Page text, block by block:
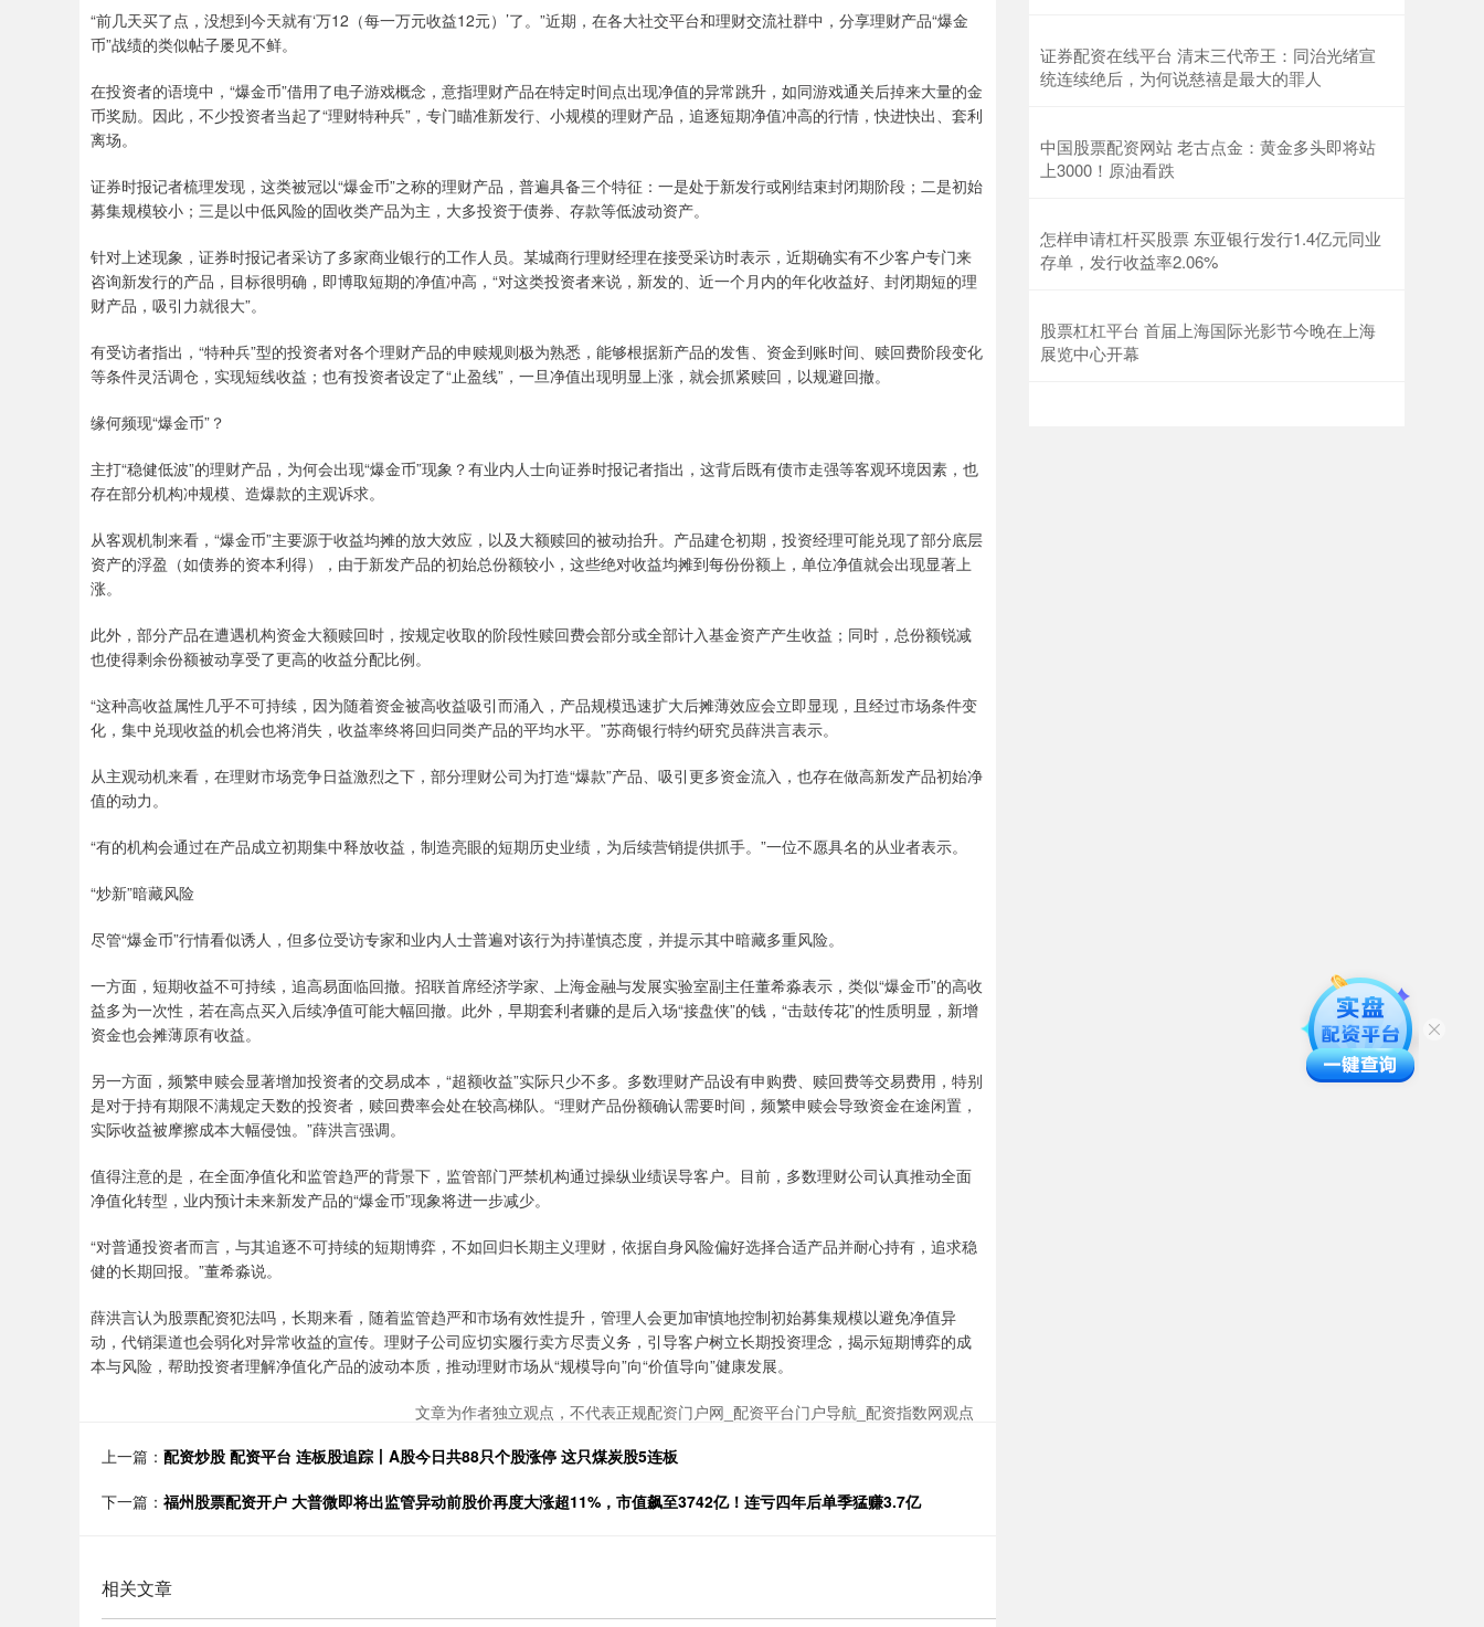
“前几天买了点，没想到今天就有‘万12（每一万元收益12元）’了。”近期，在各大社交平台和理财交流社群中，分享理财产品“爆金
币”战绩的类似帖子屡见不鲜。
在投资者的语境中，“爆金币”借用了电子游戏概念，意指理财产品在特定时间点出现净值的异常跳升，如同游戏通关后掉来大量的金
币奖励。因此，不少投资者当起了“理财特种兵”，专门瞄准新发行、小规模的理财产品，追逐短期净值冲高的行情，快进快出、套利
离场。
证券时报记者梳理发现，这类被冠以“爆金币”之称的理财产品，普遍具备三个特征：一是处于新发行或刚结束封闭期阶段；二是初始
募集规模较小；三是以中低风险的固收类产品为主，大多投资于债券、存款等低波动资产。
针对上述现象，证券时报记者采访了多家商业银行的工作人员。某城商行理财经理在接受采访时表示，近期确实有不少客户专门来
咨询新发行的产品，目标很明确，即博取短期的净值冲高，“对这类投资者来说，新发的、近一个月内的年化收益好、封闭期短的理
财产品，吸引力就很大”。
有受访者指出，“特种兵”型的投资者对各个理财产品的申赎规则极为熟悉，能够根据新产品的发售、资金到账时间、赎回费阶段变化
等条件灵活调仓，实现短线收益；也有投资者设定了“止盈线”，一旦净值出现明显上涨，就会抓紧赎回，以规避回撤。
缘何频现“爆金币”？
主打“稳健低波”的理财产品，为何会出现“爆金币”现象？有业内人士向证券时报记者指出，这背后既有债市走强等客观环境因素，也
存在部分机构冲规模、造爆款的主观诉求。
从客观机制来看，“爆金币”主要源于收益均摊的放大效应，以及大额赎回的被动抬升。产品建仓初期，投资经理可能兑现了部分底层
资产的浮盈（如债券的资本利得），由于新发产品的初始总份额较小，这些绝对收益均摊到每份份额上，单位净值就会出现显著上
涨。
此外，部分产品在遭遇机构资金大额赎回时，按规定收取的阶段性赎回费会部分或全部计入基金资产产生收益；同时，总份额锐减
也使得剩余份额被动享受了更高的收益分配比例。
“这种高收益属性几乎不可持续，因为随着资金被高收益吸引而涌入，产品规模迅速扩大后摊薄效应会立即显现，且经过市场条件变
化，集中兑现收益的机会也将消失，收益率终将回归同类产品的平均水平。”苏商银行特约研究员薛洪言表示。
从主观动机来看，在理财市场竞争日益激烈之下，部分理财公司为打造“爆款”产品、吸引更多资金流入，也存在做高新发产品初始净
值的动力。
“有的机构会通过在产品成立初期集中释放收益，制造亮眼的短期历史业绩，为后续营销提供抓手。”一位不愿具名的从业者表示。
“炒新”暗藏风险
尽管“爆金币”行情看似诱人，但多位受访专家和业内人士普遍对该行为持谨慎态度，并提示其中暗藏多重风险。
一方面，短期收益不可持续，追高易面临回撤。招联首席经济学家、上海金融与发展实验室副主任董希淼表示，类似“爆金币”的高收
益多为一次性，若在高点买入后续净值可能大幅回撤。此外，早期套利者赚的是后入场“接盘侠”的钱，“击鼓传花”的性质明显，新增
资金也会摊薄原有收益。
另一方面，频繁申赎会显著增加投资者的交易成本，“超额收益”实际只少不多。多数理财产品设有申购费、赎回费等交易费用，特别
是对于持有期限不满规定天数的投资者，赎回费率会处在较高梯队。“理财产品份额确认需要时间，频繁申赎会导致资金在途闲置，
实际收益被摩擦成本大幅侵蚀。”薛洪言强调。
值得注意的是，在全面净值化和监管趋严的背景下，监管部门严禁机构通过操纵业绩误导客户。目前，多数理财公司认真推动全面
净值化转型，业内预计未来新发产品的“爆金币”现象将进一步减少。
“对普通投资者而言，与其追逐不可持续的短期博弈，不如回归长期主义理财，依据自身风险偏好选择合适产品并耐心持有，追求稳
健的长期回报。”董希淼说。
薛洪言认为股票配资犯法吗，长期来看，随着监管趋严和市场有效性提升，管理人会更加审慎地控制初始募集规模以避免净值异
动，代销渠道也会弱化对异常收益的宣传。理财子公司应切实履行卖方尽责义务，引导客户树立长期投资理念，揭示短期博弈的成
本与风险，帮助投资者理解净值化产品的波动本质，推动理财市场从“规模导向”向“价值导向”健康发展。
文章为作者独立观点，不代表正规配资门户网_配资平台门户导航_配资指数网观点
上一篇： 配资炒股 配资平台 连板股追踪丨A股今日共88只个股涨停 这只煤炭股5连板
下一篇： 福州股票配资开户 大普微即将出监管异动前股价再度大涨超11%，市值飙至3742亿！连亏四年后单季猛赚3.7亿
相关文章
证券配资在线平台 清末三代帝王：同治光绪宣
统连续绝后，为何说慈禧是最大的罪人
中国股票配资网站 老古点金：黄金多头即将站
上3000！原油看跌
怎样申请杠杆买股票 东亚银行发行1.4亿元同业
存单，发行收益率2.06%
股票杠杠平台 首届上海国际光影节今晚在上海
展览中心开幕